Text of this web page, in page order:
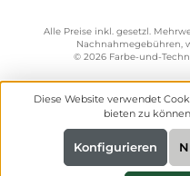
Alle Preise inkl. gesetzl.
Nachnahmegebühren,
© 2026 Farbe-und-
Diese Website verwendet
bieten zu können.
Konfigurieren